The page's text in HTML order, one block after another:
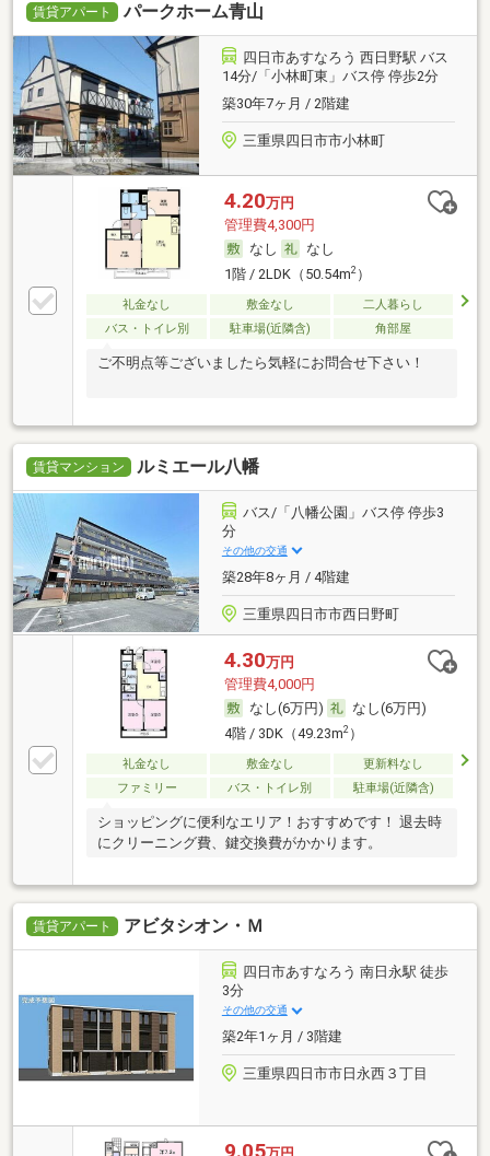
賃貸アパート パークホーム青山
四日市あすなろう 西日野駅 バス
14分/「小林町東」バス停 停歩2分
築30年7ヶ月 / 2階建
三重県四日市市小林町
4.20万円
管理費4,300円
なし
なし
1階 / 2LDK（50.54m2）
礼金なし 敷金なし
二人暮らし
バス・トイレ別
駐車場(近隣含) 角部屋
ご不明点等ございましたら気軽にお問合せ下さい！
賃貸マンション ルミエール八幡
バス/「八幡公園」バス停 停歩3
分
その他の交通
築28年8ヶ月 / 4階建
三重県四日市市西日野町
4.30万円
管理費4,000円
なし(6万円)
なし(6万円)
4階 / 3DK（49.23m2）
礼金なし 敷金なし
更新料なし
ファミリー
バス・トイレ別 駐車場(近隣含)
ショッピングに便利なエリア！おすすめです！ 退去時
にクリーニング費、鍵交換費がかかります。
賃貸アパート アビタシオン・Ｍ
四日市あすなろう 南日永駅 徒歩
3分
その他の交通
築2年1ヶ月 / 3階建
三重県四日市市日永西３丁目